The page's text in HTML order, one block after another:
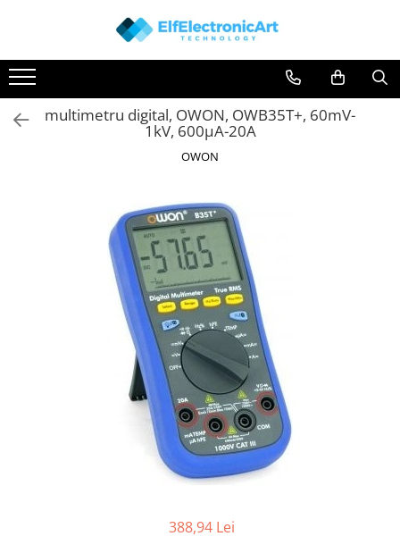
Toate Produsele
Audio
Auto
Instrumente de masura si control
Surse de alimentare
Osciloscoape AXIOMET
Osciloscoape B&K PRECISION
Osciloscoape GW INSTEK
multimetru digital, OWON, OWB35T+, 60mV-
1kV, 600µA-20A
OWON
388,94 Lei